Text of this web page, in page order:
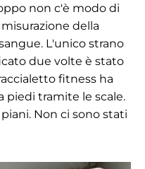
non c'è modo di
della
L'unico strano
due volte è stato
fitness ha
piedi tramite le scale.
Non ci sono stati